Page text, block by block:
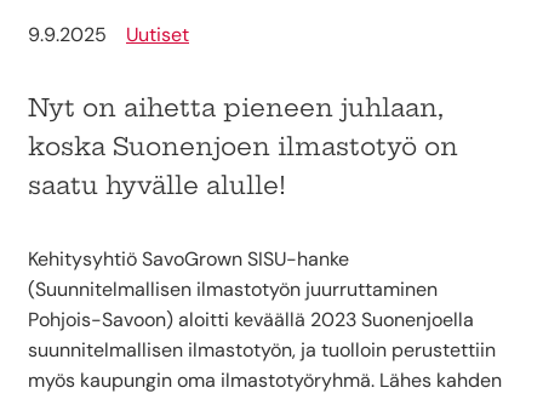
9.9.2025 Uutiset
Nyt on aihetta pieneen juhlaan,
koska Suonenjoen ilmastotyö on
saatu hyvälle alulle!
Kehitysyhtiö SavoGrown SISU-hanke
(Suunnitelmallisen ilmastotyön juurruttaminen
Pohjois-Savoon) aloitti keväällä 2023 Suonenjoella
suunnitelmallisen ilmastotyön, ja tuolloin perustettiin
myös kaupungin oma ilmastotyöryhmä. Lähes kahden